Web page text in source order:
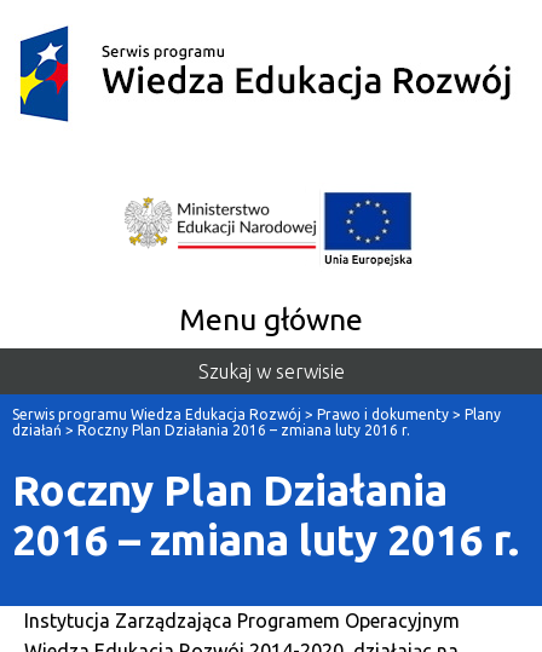
Menu główne
Szukaj w serwisie
Serwis programu Wiedza Edukacja Rozwój > Prawo i dokumenty > Plany
działań > Roczny Plan Działania 2016 – zmiana luty 2016 r.
Roczny Plan Działania
2016 – zmiana luty 2016 r.
Instytucja Zarządzająca Programem Operacyjnym